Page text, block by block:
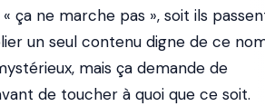
ça ne marche pas », soit ils
un seul contenu digne de ce
mais ça demande de
de toucher à quoi que ce soit.